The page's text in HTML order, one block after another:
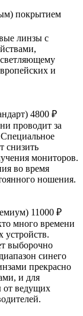
покрытием
линзы с
и
4800 ₽
проводит за
снизить
мониторов.
во время
ношения.
11000 ₽
много времени
устройств.
выборочно
синего
прекрасно
и для
от ведущих